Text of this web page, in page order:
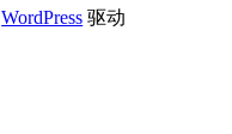
WordPress 驱动